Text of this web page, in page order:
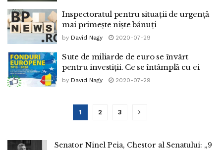
Inspectoratul pentru situații de urgență
mai primește niște bănuți
by David Nagy 2020-07-29
Sute de miliarde de euro se învârt
pentru investiții. Ce se întâmplă cu ei
by David Nagy 2020-07-29
1 2 3
Senator Ninel Peia, Chestor al Senatului: „9